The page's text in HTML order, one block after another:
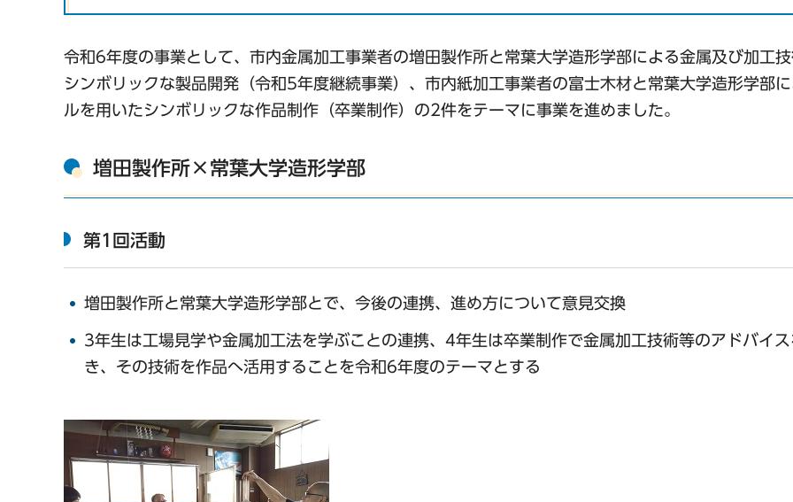
令和6年度の事業として、市内金属加工事業者の増田製作所と常葉大学造形学部による金属及び加工
シンボリックな製品開発（令和5年度継続事業）、市内紙加工事業者の富士木材と常葉大学造形学部
ルを用いたシンボリックな作品制作（卒業制作）の2件をテーマに事業を進めました。
増田製作所×常葉大学造形学部
第1回活動
増田製作所と常葉大学造形学部とで、今後の連携、進め方について意見交換
3年生は工場見学や金属加工法を学ぶことの連携、4年生は卒業制作で金属加工技術等のアドバイ
き、その技術を作品へ活用することを令和6年度のテーマとする